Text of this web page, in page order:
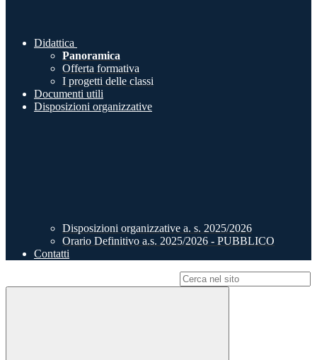
Didattica
Panoramica
Offerta formativa
I progetti delle classi
Documenti utili
Disposizioni organizzative
Disposizioni organizzative a. s. 2025/2026
Orario Definitivo a.s. 2025/2026 - PUBBLICO
Contatti